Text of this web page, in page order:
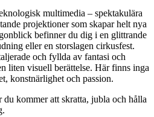
multimedia – spektakulära
projektioner som skapar helt nya
befinner du dig i en glittrande
eller en storslagen cirkusfest.
och fyllda av fantasi och
liten visuell berättelse. Här finns inga
konstnärlighet och passion.
kommer att skratta, jubla och hålla